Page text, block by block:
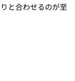
と合わせるのが至